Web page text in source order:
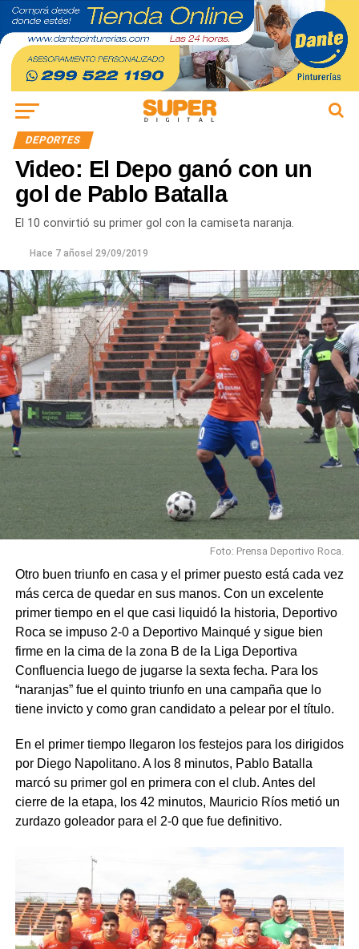
DEPORTES
Video: El Depo ganó con un
gol de Pablo Batalla
El 10 convirtió su primer gol con la camiseta naranja.
Hace 7 añosel 29/09/2019
Foto: Prensa Deportivo Roca.
Otro buen triunfo en casa y el primer puesto está cada vez
más cerca de quedar en sus manos. Con un excelente
primer tiempo en el que casi liquidó la historia, Deportivo
Roca se impuso 2-0 a Deportivo Mainqué y sigue bien
firme en la cima de la zona B de la Liga Deportiva
Confluencia luego de jugarse la sexta fecha. Para los
“naranjas” fue el quinto triunfo en una campaña que lo
tiene invicto y como gran candidato a pelear por el título.
En el primer tiempo llegaron los festejos para los dirigidos
por Diego Napolitano. A los 8 minutos, Pablo Batalla
marcó su primer gol en primera con el club. Antes del
cierre de la etapa, los 42 minutos, Mauricio Ríos metió un
zurdazo goleador para el 2-0 que fue definitivo.